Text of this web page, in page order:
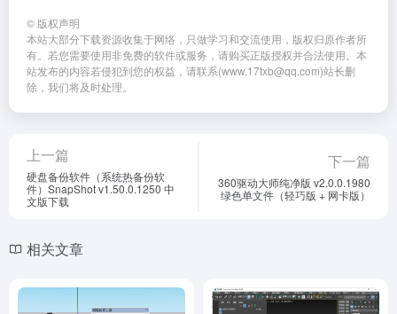
© 版权声明
本站大部分下载资源收集于网络，只做学习和交流使用，版权归原作者所
有。若您需要使用非免费的软件或服务，请购买正版授权并合法使用。本
站发布的内容若侵犯到您的权益，请联系(www.17txb@qq.com)站长删
除，我们将及时处理。
上一篇
硬盘备份软件（系统热备份软
件）SnapShot v1.50.0.1250 中
文版下载
下一篇
360驱动大师纯净版 v2.0.0.1980
绿色单文件（轻巧版 + 网卡版）
相关文章